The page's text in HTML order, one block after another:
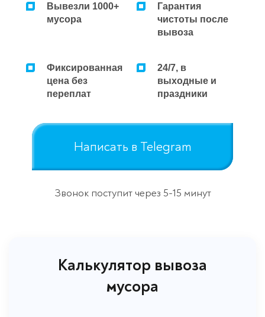
Вывезли 1000+
мусора
Гарантия
чистоты после
вывоза
Фиксированная
цена без
переплат
24/7, в
выходные и
праздники
Написать в Telegram
Звонок поступит через 5-15 минут
Калькулятор вывоза
мусора